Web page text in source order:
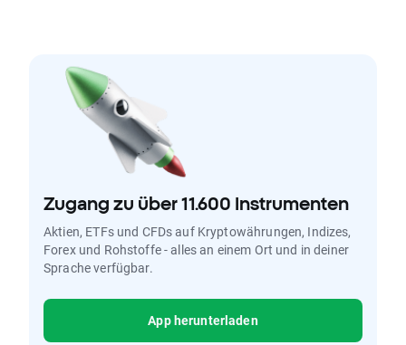
Zugang zu über 11.600 Instrumenten
Aktien, ETFs und CFDs auf Kryptowährungen, Indizes,
Forex und Rohstoffe - alles an einem Ort und in deiner
Sprache verfügbar.
App herunterladen